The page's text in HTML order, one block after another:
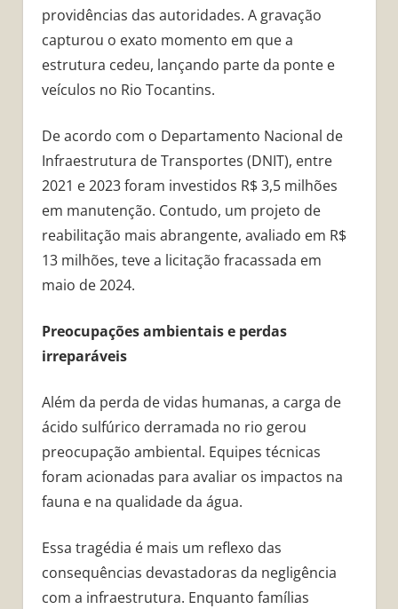
providências das autoridades. A gravação
capturou o exato momento em que a
estrutura cedeu, lançando parte da ponte e
veículos no Rio Tocantins.
De acordo com o Departamento Nacional de
Infraestrutura de Transportes (DNIT), entre
2021 e 2023 foram investidos R$ 3,5 milhões
em manutenção. Contudo, um projeto de
reabilitação mais abrangente, avaliado em R$
13 milhões, teve a licitação fracassada em
maio de 2024.
Preocupações ambientais e perdas
irreparáveis
Além da perda de vidas humanas, a carga de
ácido sulfúrico derramada no rio gerou
preocupação ambiental. Equipes técnicas
foram acionadas para avaliar os impactos na
fauna e na qualidade da água.
Essa tragédia é mais um reflexo das
consequências devastadoras da negligência
com a infraestrutura. Enquanto famílias